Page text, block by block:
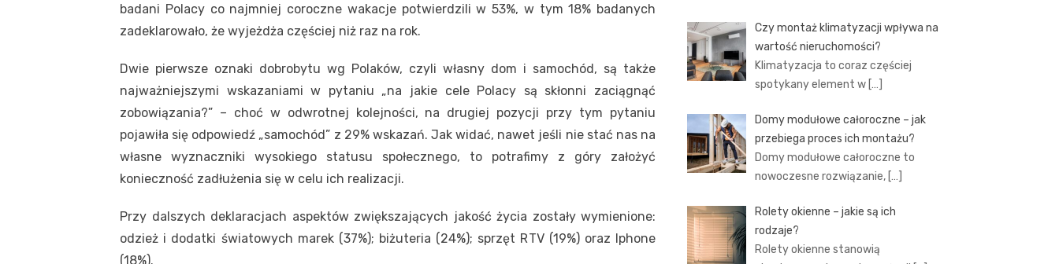
badani Polacy co najmniej coroczne wakacje potwierdzili w 53%, w tym 18% badanych
zadeklarowało, że wyjeżdża częściej niż raz na rok.
Dwie pierwsze oznaki dobrobytu wg Polaków, czyli własny dom i samochód, są także
najważniejszymi wskazaniami w pytaniu „na jakie cele Polacy są skłonni zaciągnąć
zobowiązania?” – choć w odwrotnej kolejności, na drugiej pozycji przy tym pytaniu
pojawiła się odpowiedź „samochód” z 29% wskazań. Jak widać, nawet jeśli nie stać nas na
własne wyznaczniki wysokiego statusu społecznego, to potrafimy z góry założyć
konieczność zadłużenia się w celu ich realizacji.
Przy dalszych deklaracjach aspektów zwiększających jakość życia zostały wymienione:
odzież i dodatki światowych marek (37%); biżuteria (24%); sprzęt RTV (19%) oraz Iphone
(18%).
Czy montaż klimatyzacji wpływa na
wartość nieruchomości?
Klimatyzacja to coraz częściej
spotykany element w […]
Domy modułowe całoroczne – jak
przebiega proces ich montażu?
Domy modułowe całoroczne to
nowoczesne rozwiązanie, […]
Rolety okienne – jakie są ich
rodzaje?
Rolety okienne stanowią